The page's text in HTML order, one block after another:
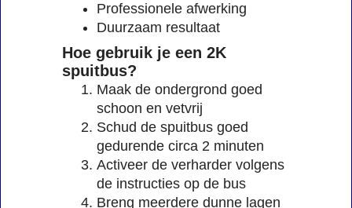
Professionele afwerking
Duurzaam resultaat
Hoe gebruik je een 2K
spuitbus?
Maak de ondergrond goed
schoon en vetvrij
Schud de spuitbus goed
gedurende circa 2 minuten
Activeer de verharder volgens
de instructies op de bus
Breng meerdere dunne lagen